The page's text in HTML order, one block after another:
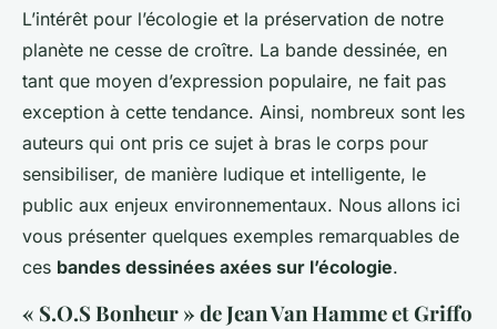
L’intérêt pour l’écologie et la préservation de notre
planète ne cesse de croître. La bande dessinée, en
tant que moyen d’expression populaire, ne fait pas
exception à cette tendance. Ainsi, nombreux sont les
auteurs qui ont pris ce sujet à bras le corps pour
sensibiliser, de manière ludique et intelligente, le
public aux enjeux environnementaux. Nous allons ici
vous présenter quelques exemples remarquables de
ces bandes dessinées axées sur l’écologie.
« S.O.S Bonheur » de Jean Van Hamme et Griffo